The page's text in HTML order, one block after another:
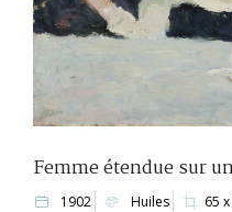
Femme étendue sur
1902 Huiles 65